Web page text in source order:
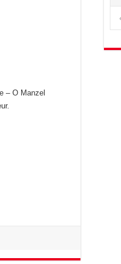
– O Manzel